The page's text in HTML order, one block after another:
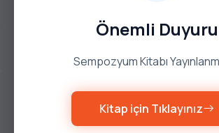
Önemli Duyuru
Sempozyum Kitabı
Kitap için Tıklayınız